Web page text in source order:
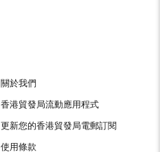
關於我們
香港貿發局流動應用程式
更新您的香港貿發局電郵訂閱
使用條款